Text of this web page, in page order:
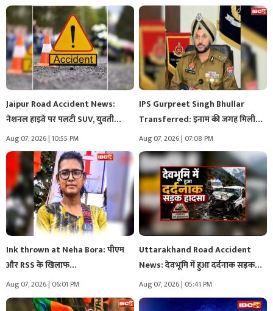
Jaipur Road Accident News:
नेशनल हाइवे पर पलटी SUV, युवती…
Aug 07, 2026 | 10:55 PM
IPS Gurpreet Singh Bhullar
Transferred: इनाम की जगह मिली
सजा!..…
Aug 07, 2026 | 07:08 PM
Ink thrown at Neha Bora: पीएम
और RSS के खिलाफ…
Aug 07, 2026 | 06:01 PM
Uttarakhand Road Accident
News: देवभूमि में हुआ दर्दनाक सड़क
हादसा,…
Aug 07, 2026 | 05:41 PM